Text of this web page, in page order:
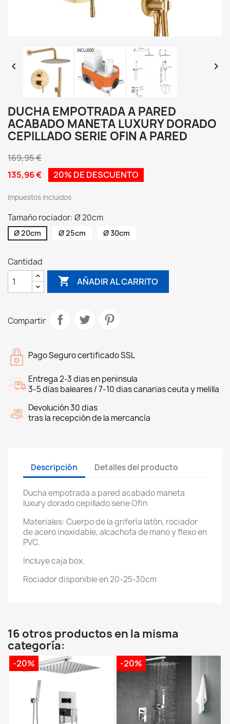
 
DUCHA EMPOTRADA A PARED
ACABADO MANETA LUXURY DORADO
CEPILLADO SERIE OFIN A PARED
169,95 €
135,96 €
20% DE DESCUENTO
Impuestos incluidos
Tamaño rociador: Ø 20cm
Ø 20cm Ø 25cm Ø 30cm
Cantidad
 AÑADIR AL CARRITO
Compartir
Pago Seguro certificado SSL
Entrega 2-3 dias en peninsula
3-5 dias baleares / 7-10 dias canarias ceuta y melilla
Devolución 30 dias
tras la recepción de la mercancía
Descripción Detalles del producto
Ducha empotrada a pared acabado maneta
luxury dorado cepillado serie Ofin
Materiales: Cuerpo de la grifería latón, rociador
de acero inoxidable, alcachofa de mano y flexo en
PVC.
Incluye caja box.
Rociador disponible en 20-25-30cm
16 otros productos en la misma
categoría:
-20% -20%